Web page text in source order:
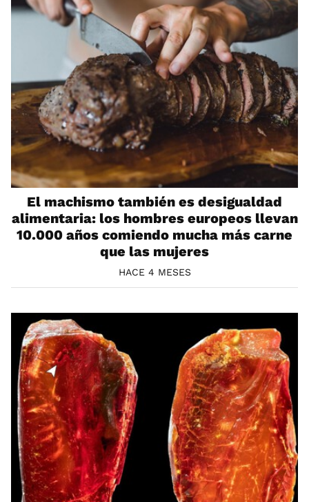
El machismo también es desigualdad
alimentaria: los hombres europeos llevan
10.000 años comiendo mucha más carne
que las mujeres
HACE 4 MESES